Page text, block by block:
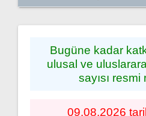
Bugüne kadar
ulusal ve
sayısı resmi
09.08.2026